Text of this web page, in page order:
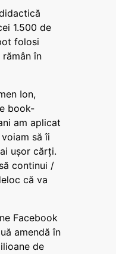
1.500 de
folosi
în
Ion,
book-
am aplicat
să îi
ușor cărți.
continui /
că va
Facebook
amendă în
de